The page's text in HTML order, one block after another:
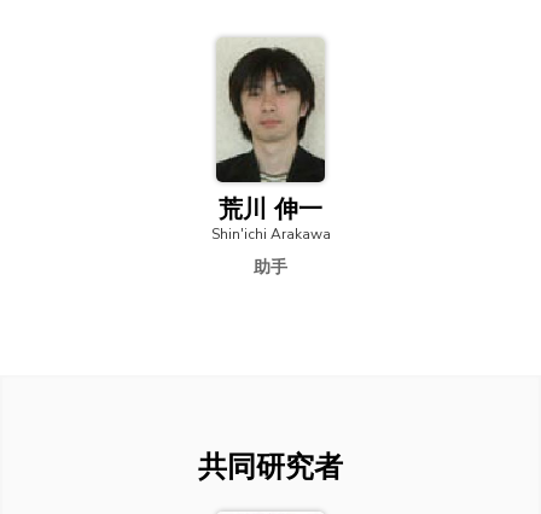
荒川 伸一
Shin'ichi Arakawa
助手
共同研究者